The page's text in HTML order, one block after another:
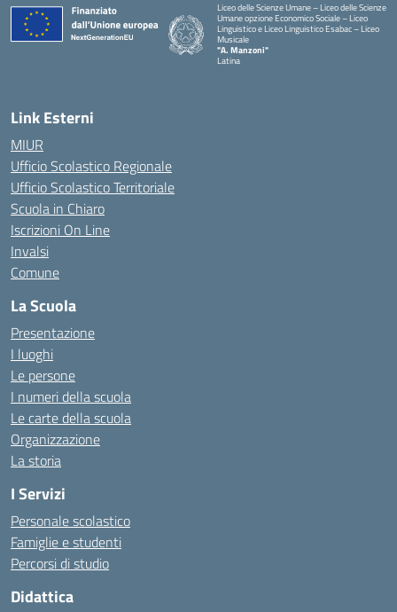
Liceo delle Scienze Umane – Liceo delle Scienze
Umane opzione Economico Sociale – Liceo
Linguistico e Liceo Linguistico Esabac – Liceo
Musicale
"A. Manzoni"
Latina
Link Esterni
MIUR
Ufficio Scolastico Regionale
Ufficio Scolastico Territoriale
Scuola in Chiaro
Iscrizioni On Line
Invalsi
Comune
La Scuola
Presentazione
I luoghi
Le persone
I numeri della scuola
Le carte della scuola
Organizzazione
La storia
I Servizi
Personale scolastico
Famiglie e studenti
Percorsi di studio
Didattica